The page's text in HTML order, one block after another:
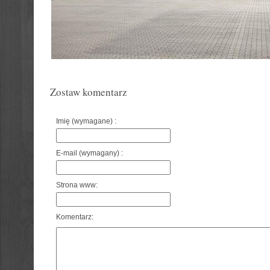
Zostaw komentarz
Imię (wymagane) :
E-mail (wymagany) :
Strona www:
Komentarz: